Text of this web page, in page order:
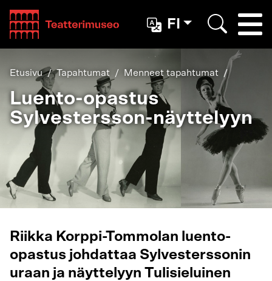
Teatterimuseo
FI
Etusivu Tapahtumat Menneet tapahtumat
Luento-opastus
Sylvestersson-näyttelyyn
Riikka Korppi-Tommolan luento-
opastus johdattaa Sylvesterssonin
uraan ja näyttelyyn Tulisieluinen